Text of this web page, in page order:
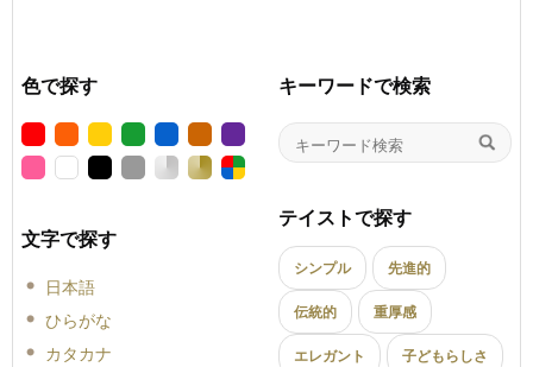
色で探す
文字で探す
日本語
ひらがな
カタカナ
キーワードで検索
テイストで探す
シンプル 先進的
伝統的 重厚感
エレガント 子どもらしさ